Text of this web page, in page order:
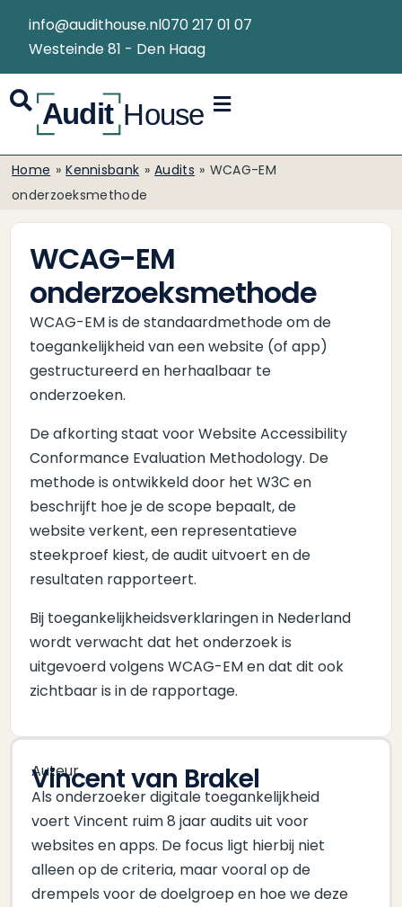
info@audithouse.nl070 217 01 07
Westeinde 81 - Den Haag
Home »Kennisbank »Audits » WCAG-EM
onderzoeksmethode
WCAG-EM
onderzoeksmethode
WCAG-EM is de standaardmethode om de
toegankelijkheid van een website (of app)
gestructureerd en herhaalbaar te
onderzoeken.
De afkorting staat voor Website Accessibility
Conformance Evaluation Methodology. De
methode is ontwikkeld door het W3C en
beschrijft hoe je de scope bepaalt, de
website verkent, een representatieve
steekproef kiest, de audit uitvoert en de
resultaten rapporteert.
Bij toegankelijkheidsverklaringen in Nederland
wordt verwacht dat het onderzoek is
uitgevoerd volgens WCAG-EM en dat dit ook
zichtbaar is in de rapportage.
Auteur
Vincent van Brakel
Als onderzoeker digitale toegankelijkheid
voert Vincent ruim 8 jaar audits uit voor
websites en apps. De focus ligt hierbij niet
alleen op de criteria, maar vooral op de
drempels voor de doelgroep en hoe we deze